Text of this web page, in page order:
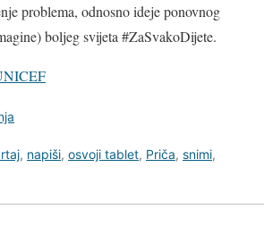
problema, odnosno ideje ponovnog
boljeg svijeta #ZaSvakoDijete.
, napiši, osvoji tablet, Priča, snimi,